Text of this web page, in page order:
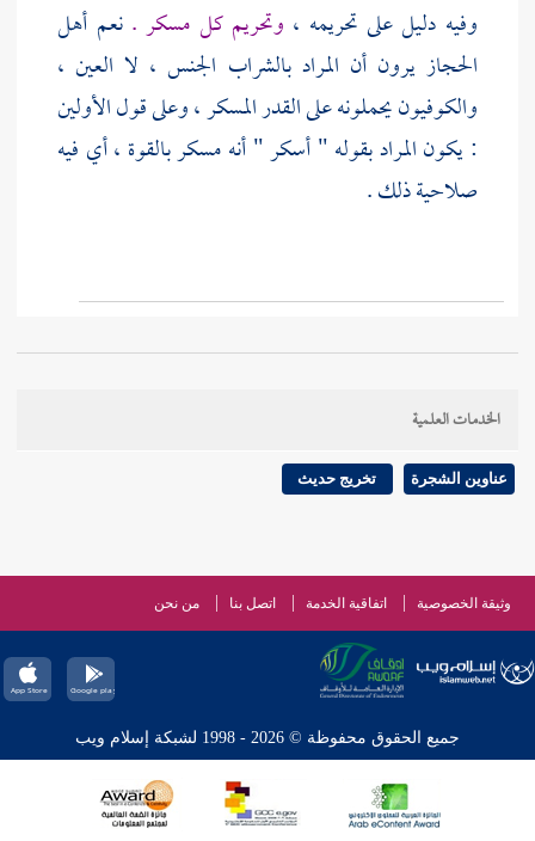
وفيه دليل على تحريمه ، وتحريم كل مسكر .نعم أهل
الحجازيرون أن المراد بالشراب الجنس ، لا العين ،
والكوفيون يحملونه على القدر المسكر ، وعلى قول الأولين
: يكون المراد بقوله " أسكر " أنه مسكر بالقوة ، أي فيه
صلاحية ذلك .
الخدمات العلمية
عناوين الشجرة تخريج حديث
وثيقة الخصوصية اتفاقية الخدمة اتصل بنا من نحن
جميع الحقوق محفوظة © 2026 - 1998 لشبكة إسلام ويب